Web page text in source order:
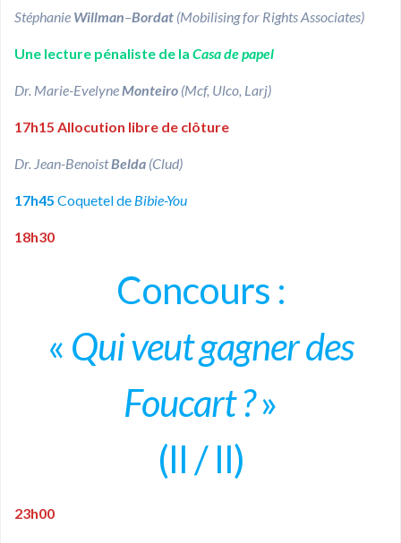
Stéphanie Willman–Bordat (Mobilising for Rights Associates)
Une lecture pénaliste de la Casa de papel
Dr. Marie-EvelyneMonteiro (Mcf, Ulco, Larj)
17h15 Allocution libre de clôture
Dr. Jean-BenoistBelda (Clud)
17h45 Coquetel de Bibie-You
18h30
Concours :
« Qui veut gagner des
Foucart ?»
(II / II)
23h00